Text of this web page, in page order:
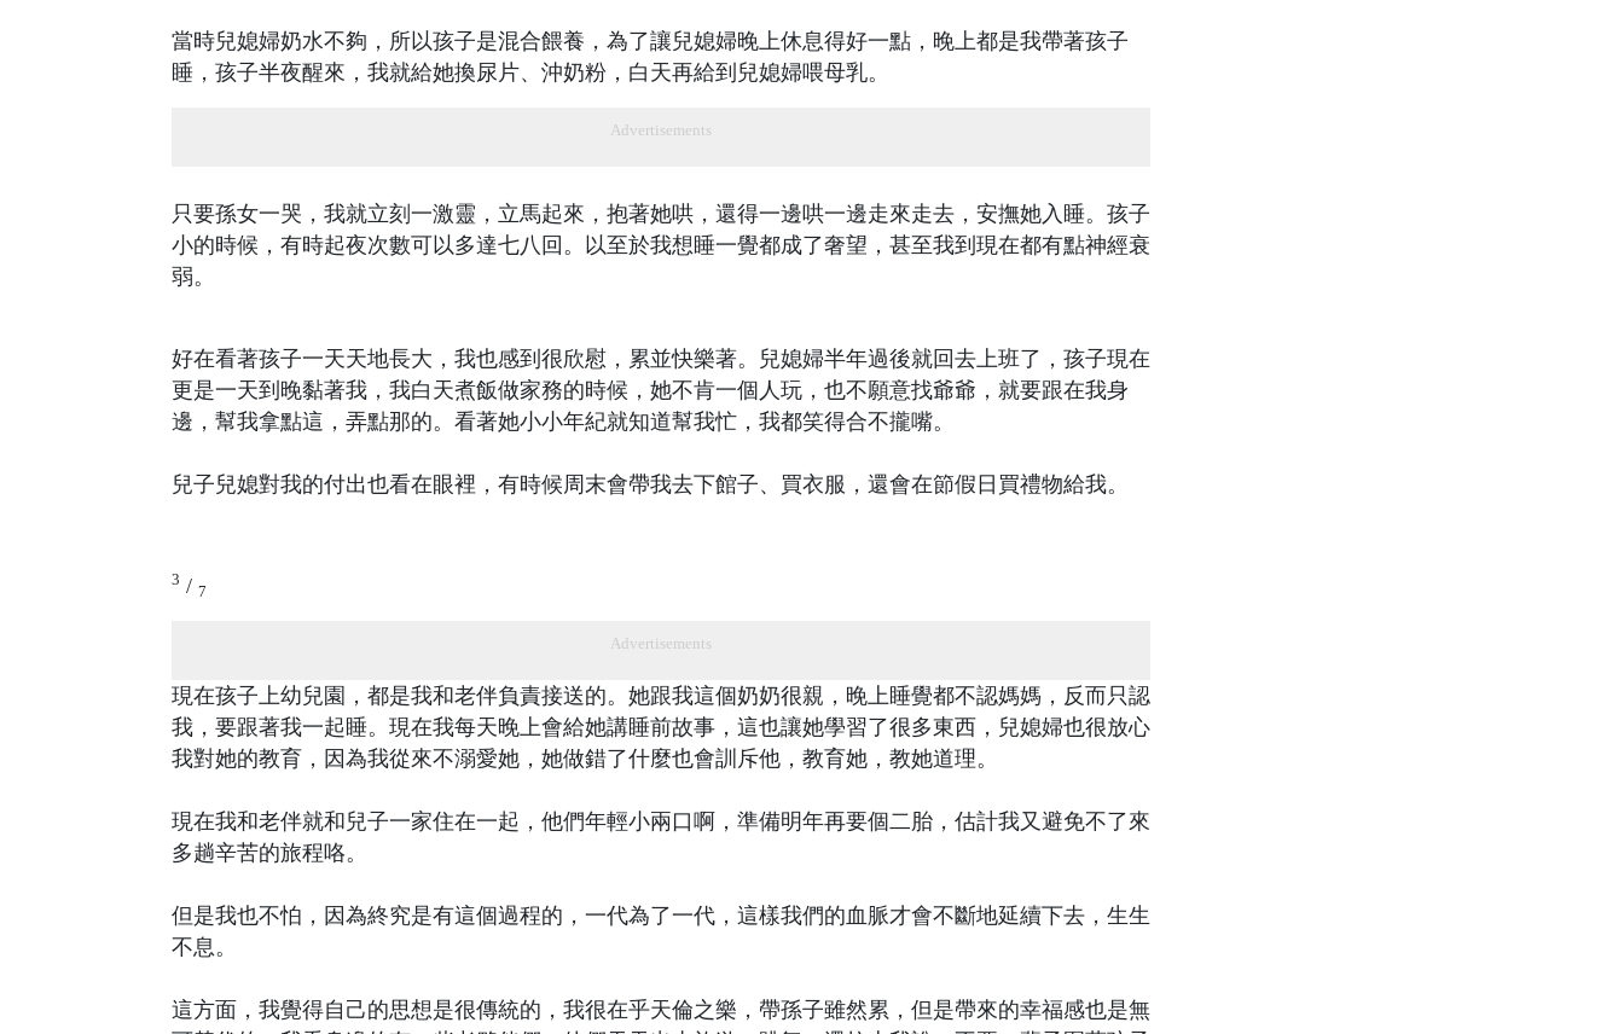
當時兒媳婦奶水不夠，所以孩子是混合餵養，為了讓兒媳婦晚上休息得好一點，晚上都是我帶著孩子
睡，孩子半夜醒來，我就給她換尿片、沖奶粉，白天再給到兒媳婦喂母乳。
Advertisements
只要孫女一哭，我就立刻一激靈，立馬起來，抱著她哄，還得一邊哄一邊走來走去，安撫她入睡。孩子
小的時候，有時起夜次數可以多達七八回。以至於我想睡一覺都成了奢望，甚至我到現在都有點神經衰
弱。
好在看著孩子一天天地長大，我也感到很欣慰，累並快樂著。兒媳婦半年過後就回去上班了，孩子現在
更是一天到晚黏著我，我白天煮飯做家務的時候，她不肯一個人玩，也不願意找爺爺，就要跟在我身
邊，幫我拿點這，弄點那的。看著她小小年紀就知道幫我忙，我都笑得合不攏嘴。
兒子兒媳對我的付出也看在眼裡，有時候周末會帶我去下館子、買衣服，還會在節假日買禮物給我。
3 / 7
Advertisements
現在孩子上幼兒園，都是我和老伴負責接送的。她跟我這個奶奶很親，晚上睡覺都不認媽媽，反而只認
我，要跟著我一起睡。現在我每天晚上會給她講睡前故事，這也讓她學習了很多東西，兒媳婦也很放心
我對她的教育，因為我從來不溺愛她，她做錯了什麼也會訓斥他，教育她，教她道理。
現在我和老伴就和兒子一家住在一起，他們年輕小兩口啊，準備明年再要個二胎，估計我又避免不了來
多趟辛苦的旅程咯。
但是我也不怕，因為終究是有這個過程的，一代為了一代，這樣我們的血脈才會不斷地延續下去，生生
不息。
這方面，我覺得自己的思想是很傳統的，我很在乎天倫之樂，帶孫子雖然累，但是帶來的幸福感也是無